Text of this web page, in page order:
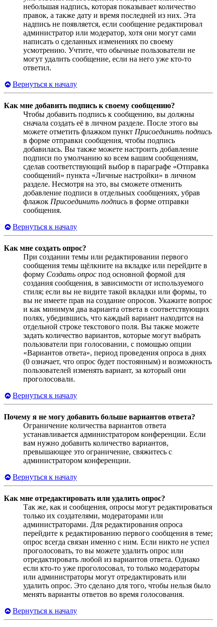
небольшая надпись, которая показывает количество
правок, а также дату и время последней из них. Эта
надпись не появляется, если сообщение редактировал
администратор или модератор, хотя они могут сами
написать о сделанных изменениях по своему
усмотрению. Учтите, что обычные пользователи не
могут удалить сообщение, если на него уже кто-то
ответил.
Вернуться к началу
Как мне добавить подпись к своему сообщению?
Чтобы добавить подпись к сообщению, вы должны
сначала создать её в личном разделе. После этого вы
можете отметить флажком пункт Присоединить подпись
в форме отправки сообщения, чтобы подпись
добавилась. Вы также можете настроить добавление
подписи по умолчанию ко всем вашим сообщениям,
сделав соответствующий выбор в параграфе «Отправка
сообщений» пункта «Личные настройки» в личном
разделе. Несмотря на это, вы сможете отменить
добавление подписи в отдельных сообщениях, убрав
флажок Присоединить подпись в форме отправки
сообщения.
Вернуться к началу
Как мне создать опрос?
При создании темы или редактировании первого
сообщения темы щёлкните на вкладке или перейдите в
форму Создать опрос под основной формой для
создания сообщения, в зависимости от используемого
стиля; если вы не видите такой вкладки или формы, то
вы не имеете прав на создание опросов. Укажите вопрос
и как минимум два варианта ответа в соответствующих
полях, убедившись, что каждый вариант находится на
отдельной строке текстового поля. Вы также можете
задать количество вариантов, которые могут выбрать
пользователи при голосовании, с помощью опции
«Вариантов ответа», период проведения опроса в днях
(0 означает, что опрос будет постоянным) и возможность
пользователей изменять вариант, за который они
проголосовали.
Вернуться к началу
Почему я не могу добавить больше вариантов ответа?
Ограничение количества вариантов ответа
устанавливается администратором конференции. Если
вам нужно добавить количество вариантов,
превышающее это ограничение, свяжитесь с
администратором конференции.
Вернуться к началу
Как мне отредактировать или удалить опрос?
Так же, как и сообщения, опросы могут редактироваться
только их создателями, модераторами или
администраторами. Для редактирования опроса
перейдите к редактированию первого сообщения в теме;
опрос всегда связан именно с ним. Если никто не успел
проголосовать, то вы можете удалить опрос или
отредактировать любой из вариантов ответа. Однако
если кто-то уже проголосовал, то только модераторы
или администраторы могут отредактировать или
удалить опрос. Это сделано для того, чтобы нельзя было
менять варианты ответов во время голосования.
Вернуться к началу